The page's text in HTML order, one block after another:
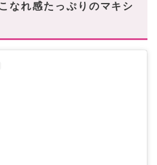
なれ感たっぷりのマキシ